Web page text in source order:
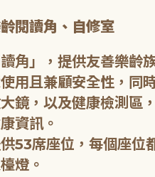
閱讀角、自修室
讀角」，提供友善樂齡
用且兼顧安全性，同
鏡，以及健康檢測區
資訊。
53席座位，每個座位